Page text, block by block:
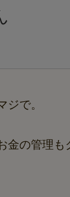
ジで。
金の管理も